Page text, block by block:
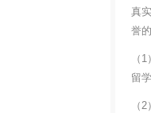
真
誉
（
留
（